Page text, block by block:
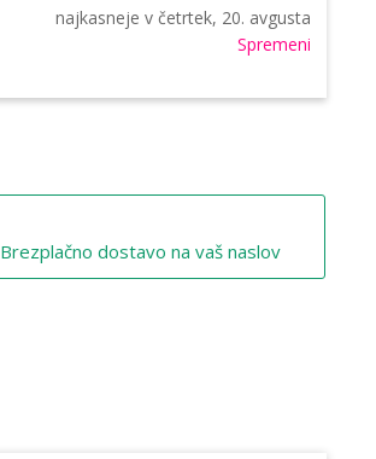
najkasneje v četrtek, 20. avgusta
Spremeni
Brezplačno dostavo na vaš naslov